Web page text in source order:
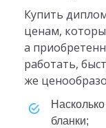
Купить
ценам,
а
работать,
же
насколько качественные применяемые
бланки;